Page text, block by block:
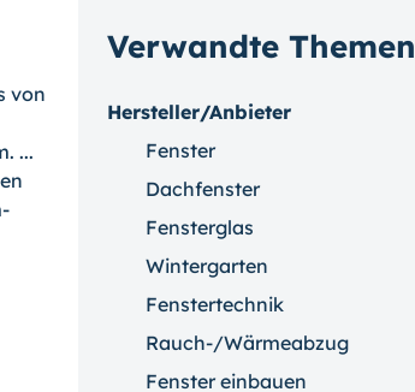
von
...
Verwandte Themen
Hersteller/Anbieter
Fenster
Dachfenster
Fensterglas
Wintergarten
Fenstertechnik
Rauch-/Wärmeabzug
Fenster einbauen